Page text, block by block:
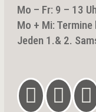
Mo – Fr: 9 – 13
Mo + Mi: Termine
Jeden 1.& 2.
  